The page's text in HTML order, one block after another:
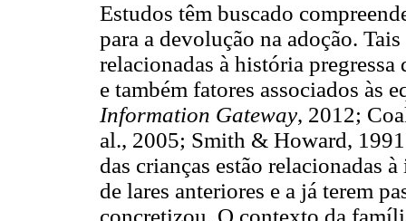
Estudos têm buscado
para a devolução na adoção.
relacionadas à história
e também fatores associados às
Information Gateway, 2012;
al., 2005; Smith & Howard,
das crianças estão relacionadas
de lares anteriores e a já terem
concretizou. O contexto da